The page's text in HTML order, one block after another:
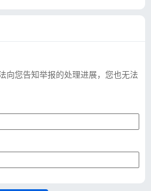
向您告知举报的处理进展，您也无法